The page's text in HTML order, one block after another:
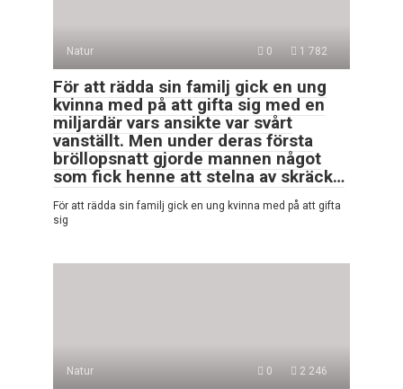
Natur 0 1 782
För att rädda sin familj gick en ung
kvinna med på att gifta sig med en
miljardär vars ansikte var svårt
vanställt. Men under deras första
bröllopsnatt gjorde mannen något
som fick henne att stelna av skräck…
För att rädda sin familj gick en ung kvinna med på att gifta
sig
Natur 0 2 246